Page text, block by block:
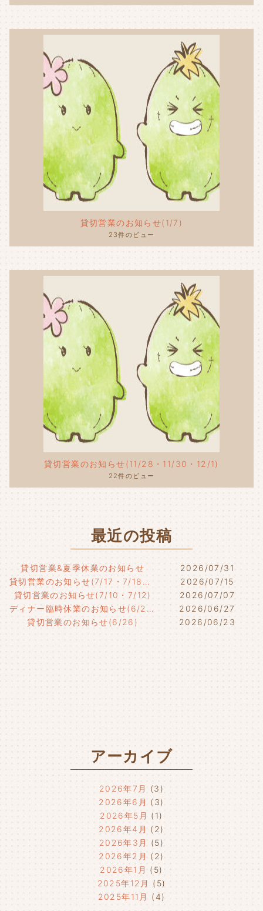
貸切営業のお知らせ(1/7)
23件のビュー
貸切営業のお知らせ(11/28・11/30・12/1)
22件のビュー
最近の投稿
貸切営業&夏季休業のお知らせ
2026/07/31
貸切営業のお知らせ(7/17・7/18・7/21)
2026/07/15
貸切営業のお知らせ(7/10・7/12)
2026/07/07
ディナー臨時休業のお知らせ(6/29)
2026/06/27
貸切営業のお知らせ(6/26)
2026/06/23
アーカイブ
2026年7月
(3)
2026年6月 (3)
2026年5月 (1)
2026年4月 (2)
2026年3月
(5)
2026年2月 (2)
2026年1月 (5)
2025年12月
(5)
2025年11月
(4)